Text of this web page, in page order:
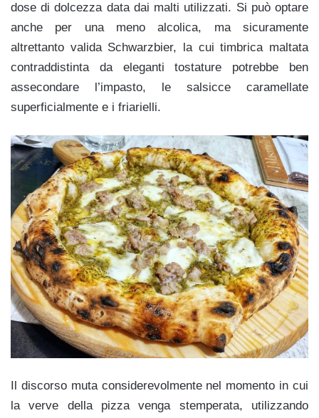
dose di dolcezza data dai malti utilizzati. Si può optare
anche per una meno alcolica, ma sicuramente
altrettanto valida Schwarzbier, la cui timbrica maltata
contraddistinta da eleganti tostature potrebbe ben
assecondare l’impasto, le salsicce caramellate
superficialmente e i friarielli.
Il discorso muta considerevolmente nel momento in cui
la verve della pizza venga stemperata, utilizzando